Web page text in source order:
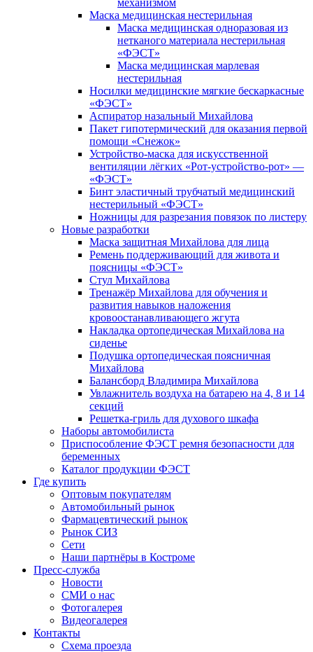
механизмом
Маска медицинская нестерильная
Маска медицинская одноразовая из
нетканого материала нестерильная
«ФЭСТ»
Маска медицинская марлевая
нестерильная
Носилки медицинские мягкие бескаркасные
«ФЭСТ»
Аспиратор назальный Михайлова
Пакет гипотермический для оказания первой
помощи «Снежок»
Устройство-маска для искусственной
вентиляции лёгких «Рот-устройство-рот» —
«ФЭСТ»
Бинт эластичный трубчатый медицинский
нестерильный «ФЭСТ»
Ножницы для разрезания повязок по листеру
Новые разработки
Маска защитная Михайлова для лица
Ремень поддерживающий для живота и
поясницы «ФЭСТ»
Стул Михайлова
Тренажёр Михайлова для обучения и
развития навыков наложения
кровоостанавливающего жгута
Накладка ортопедическая Михайлова на
сиденье
Подушка ортопедическая поясничная
Михайлова
Балансборд Владимира Михайлова
Увлажнитель воздуха на батарею на 4, 8 и 14
секций
Решетка-гриль для духового шкафа
Наборы автомобилиста
Приспособление ФЭСТ ремня безопасности для
беременных
Каталог продукции ФЭСТ
Где купить
Оптовым покупателям
Автомобильный рынок
Фармацевтический рынок
Рынок СИЗ
Сети
Наши партнёры в Костроме
Пресс-служба
Новости
СМИ о нас
Фотогалерея
Видеогалерея
Контакты
Схема проезда